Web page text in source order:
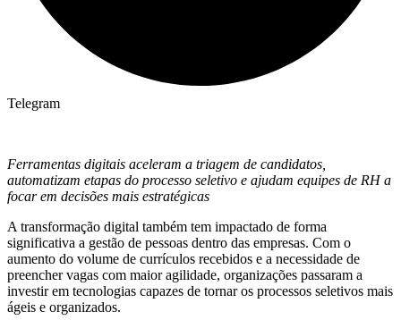
Telegram
Ferramentas digitais aceleram a triagem de candidatos,
automatizam etapas do processo seletivo e ajudam equipes de RH a
focar em decisões mais estratégicas
A transformação digital também tem impactado de forma
significativa a gestão de pessoas dentro das empresas. Com o
aumento do volume de currículos recebidos e a necessidade de
preencher vagas com maior agilidade, organizações passaram a
investir em tecnologias capazes de tornar os processos seletivos mais
ágeis e organizados.